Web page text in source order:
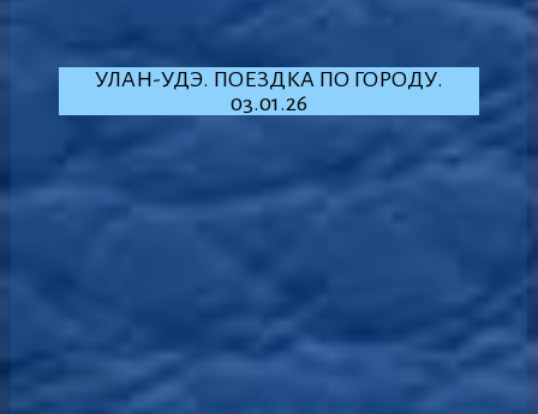
УЛАН-УДЭ. ПОЕЗДКА ПО ГОРОДУ.
03.01.26